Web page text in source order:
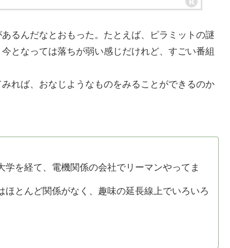
んだなとおもった。たとえば、ピラミットの謎
となっては落ちが弱い感じだけれど、すごい番組
れば、おなじようなものをみることができるのか
を経て、電機関係の会社でリーマンやってま
とんど関係がなく、趣味の延長線上でいろいろ